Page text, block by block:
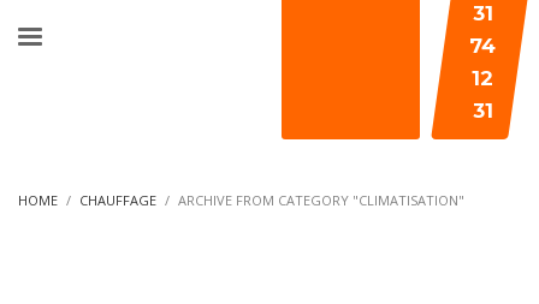
31
74
12
31
HOME CHAUFFAGE ARCHIVE FROM CATEGORY "CLIMATISATION"